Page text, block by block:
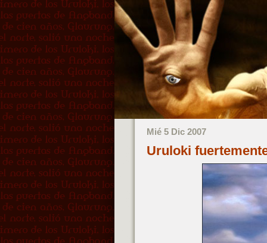
Mié 5 Dic 2007
Uruloki